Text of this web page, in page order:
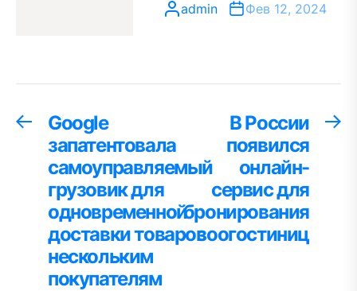
admin Фев 12, 2024
Навигация
записям
Предыдущая
запись:
Google
запатентовала
самоуправляемый
грузовик для
одновременной
доставки товаров
нескольким
покупателям
В России
появился
онлайн-
сервис для
бронирования
зоогостиниц